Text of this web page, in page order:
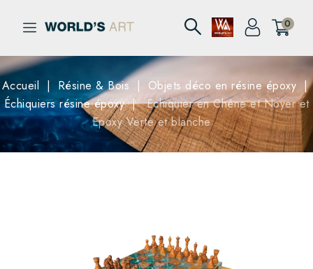
0
Accueil Résine & Bois
Objets déco en résine époxy
Échiquiers résine époxy
Echiquier en Chêne et Noyer et
Epoxy Verte et blanche